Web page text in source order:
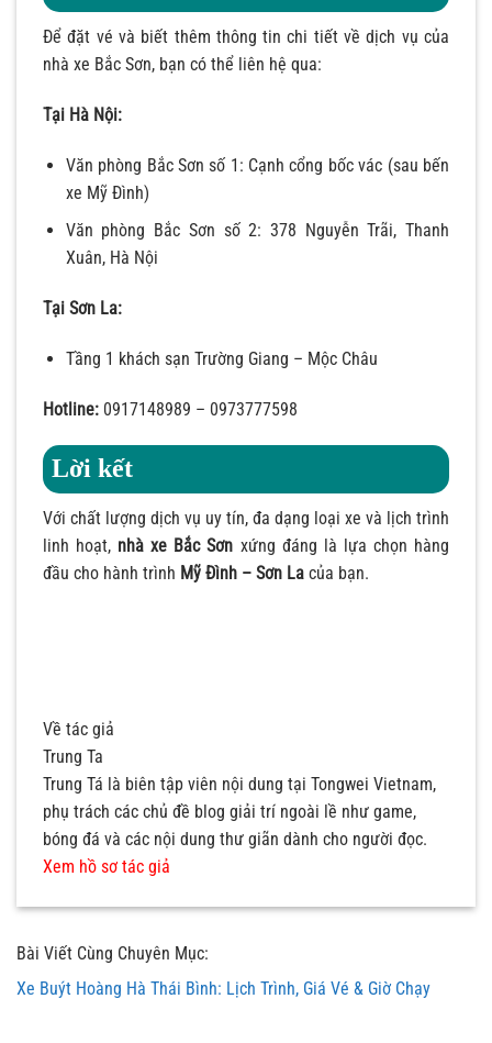
Để đặt vé và biết thêm thông tin chi tiết về dịch vụ của
nhà xe Bắc Sơn, bạn có thể liên hệ qua:
Tại Hà Nội:
Văn phòng Bắc Sơn số 1: Cạnh cổng bốc vác (sau bến
xe Mỹ Đình)
Văn phòng Bắc Sơn số 2: 378 Nguyễn Trãi, Thanh
Xuân, Hà Nội
Tại Sơn La:
Tầng 1 khách sạn Trường Giang – Mộc Châu
Hotline: 0917148989 – 0973777598
Lời kết
Với chất lượng dịch vụ uy tín, đa dạng loại xe và lịch trình
linh hoạt, nhà xe Bắc Sơn xứng đáng là lựa chọn hàng
đầu cho hành trình Mỹ Đình – Sơn La của bạn.
Về tác giả
Trung Ta
Trung Tá là biên tập viên nội dung tại Tongwei Vietnam,
phụ trách các chủ đề blog giải trí ngoài lề như game,
bóng đá và các nội dung thư giãn dành cho người đọc.
Xem hồ sơ tác giả
Bài Viết Cùng Chuyên Mục:
Xe Buýt Hoàng Hà Thái Bình: Lịch Trình, Giá Vé & Giờ Chạy